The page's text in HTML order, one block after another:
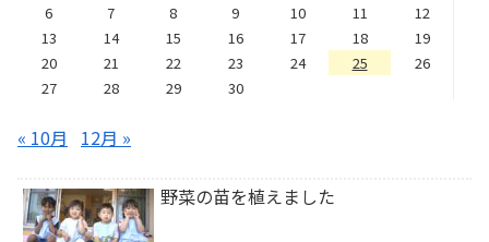
6
7 8 9 10 11
12
13
14 15 16 17 18
19
20
21 22 23 24 25
26
27
28 29 30
« 10月 12月 »
野菜の苗を植えました